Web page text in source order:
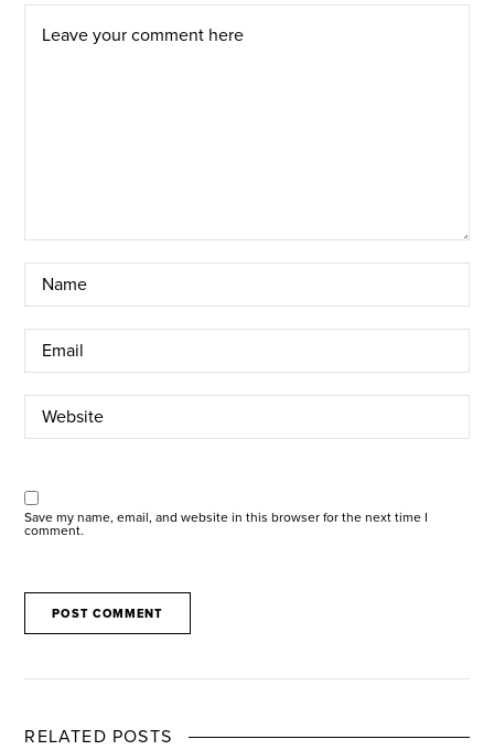
Save my name, email, and website in this browser for the next time I
comment.
RELATED POSTS